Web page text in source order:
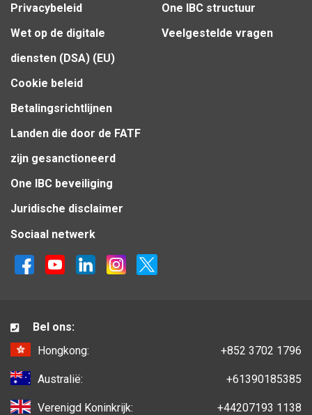
Privacybeleid
Wet op de digitale
diensten (DSA) (EU)
Cookie beleid
Betalingsrichtlijnen
Landen die door de FATF
zijn gesanctioneerd
One IBC beveiliging
Juridische disclaimer
One IBC structuur
Veelgestelde vragen
Sociaal netwerk
Bel ons:
Hongkong:
+852 3702 1796
Australië: +61390185385
Verenigd Koninkrijk: +44207193 1138